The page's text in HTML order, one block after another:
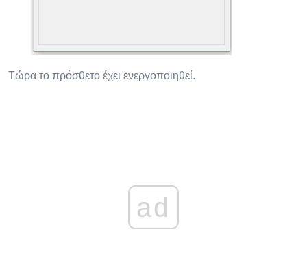
Τώρα το πρόσθετο έχει ενεργοποιηθεί.
ad